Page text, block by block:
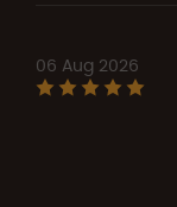
06 Aug 2026